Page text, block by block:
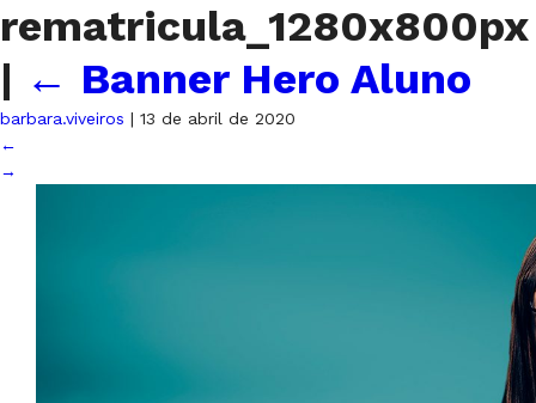
rematricula_1280x800px
| ← Banner Hero Aluno
barbara.viveiros | 13 de abril de 2020
←
→